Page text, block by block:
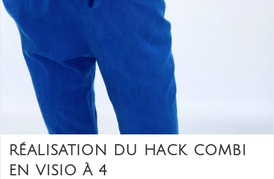
RÉALISATION DU HACK COMBI
EN VISIO À 4